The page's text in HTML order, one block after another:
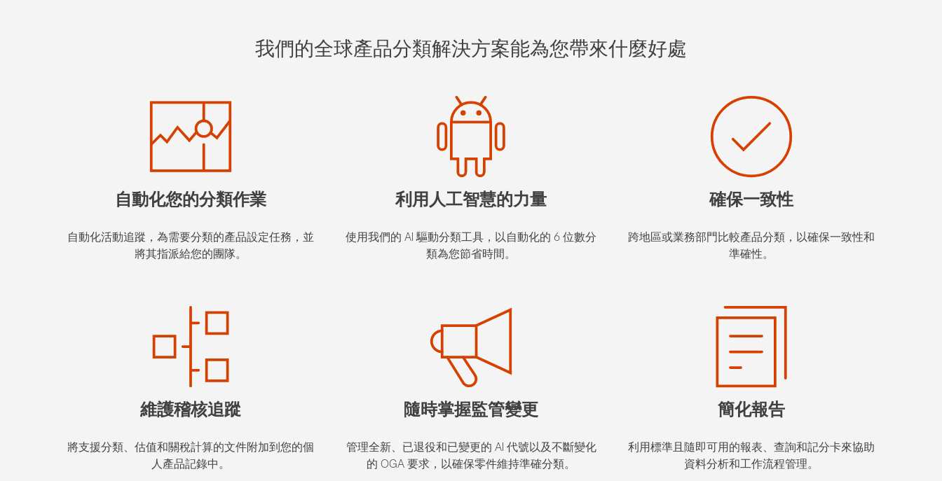
我們的全球產品分類解決方案能為您帶來什麼好處
自動化您的分類作業
自動化活動追蹤，為需要分類的產品設定任務，並
將其指派給您的團隊。
利用人工智慧的力量
使用我們的 AI 驅動分類工具，以自動化的 6 位數分
類為您節省時間。
確保一致性
跨地區或業務部門比較產品分類，以確保一致性和
準確性。
維護稽核追蹤
將支援分類、估值和關稅計算的文件附加到您的個
人產品記錄中。
隨時掌握監管變更
管理全新、已退役和已變更的 AI 代號以及不斷變化
的 OGA 要求，以確保零件維持準確分類。
簡化報告
利用標準且隨即可用的報表、查詢和記分卡來協助
資料分析和工作流程管理。